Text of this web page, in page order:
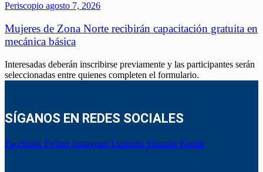
Periscopio agosto 7, 2026
Mujeres de Zona Norte recibirán capacitación gratuita en
mecánica básica
Interesadas deberán inscribirse previamente y las participantes serán
seleccionadas entre quienes completen el formulario.
SÍGANOS EN REDES SOCIALES
Facebook Twitter Instagram Linkedin Youtube Reddit